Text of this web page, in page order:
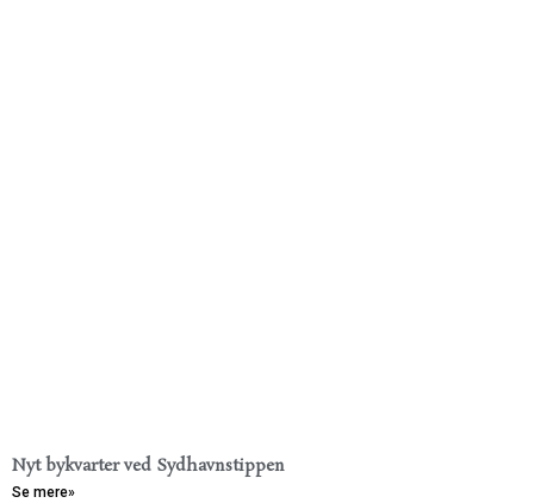
Nyt bykvarter ved Sydhavnstippen
Se mere»